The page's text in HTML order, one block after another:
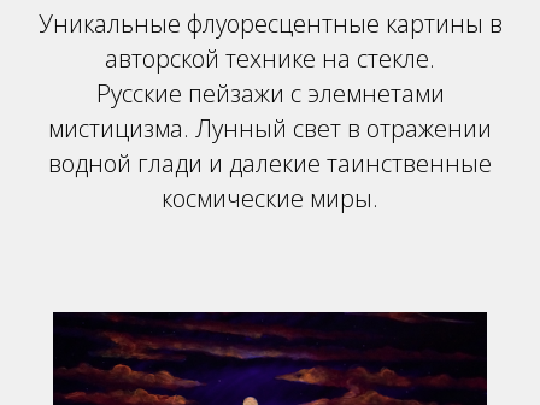
Уникальные флуоресцентные картины в
авторской технике на стекле.
Русские пейзажи с элемнетами
мистицизма. Лунный свет в отражении
водной глади и далекие таинственные
космические миры.